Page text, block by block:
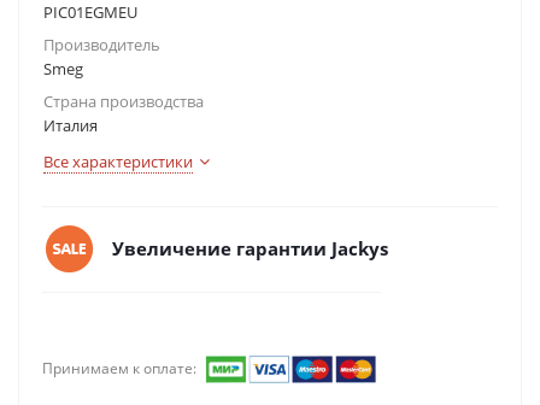
PIC01EGMEU
Производитель
Smeg
Страна производства
Италия
Все характеристики
Увеличение гарантии Jackys
Принимаем к оплате: